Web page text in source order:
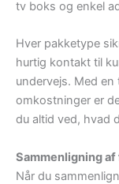
tv boks og enkel
Hver pakketype
hurtig kontakt til
undervejs. Med
omkostninger er
du altid ved, hvad
Sammenligning
Når du